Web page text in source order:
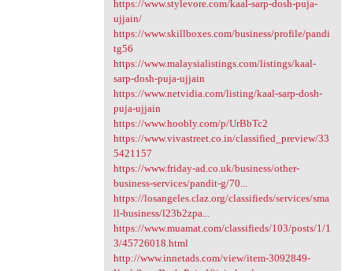
https://www.stylevore.com/kaal-sarp-dosh-puja-
ujjain/
https://www.skillboxes.com/business/profile/pandi
tg56
https://www.malaysialistings.com/listings/kaal-
sarp-dosh-puja-ujjain
https://www.netvidia.com/listing/kaal-sarp-dosh-
puja-ujjain
https://www.hoobly.com/p/UrBbTc2
https://www.vivastreet.co.in/classified_preview/33
5421157
https://www.friday-ad.co.uk/business/other-
business-services/pandit-g/70...
https://losangeles.claz.org/classifieds/services/sma
ll-business/l23b2zpa...
https://www.muamat.com/classifieds/103/posts/1/1
3/45726018.html
http://www.innetads.com/view/item-3092849-